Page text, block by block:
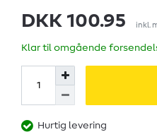
DKK 100.95 inkl.
Klar til omgående
Hurtig levering